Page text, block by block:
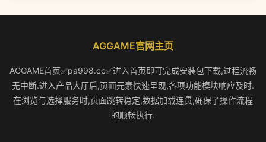
AGGAME官网主页
AGGAME首页✅pa998.cc✅进入首页即可完成安装包下载,过程流畅
无中断.进入产品大厅后,页面元素快速呈现,各项功能模块响应及时.
在浏览与选择服务时,页面跳转稳定,数据加载连贯,确保了操作流程
的顺畅执行.